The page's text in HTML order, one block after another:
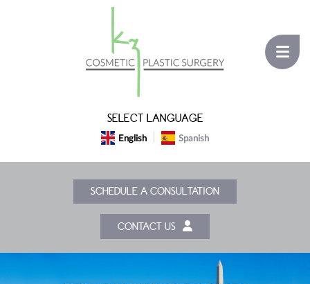
SELECT LANGUAGE
English Spanish
SCHEDULE A CONSULTATION
CONTACT US